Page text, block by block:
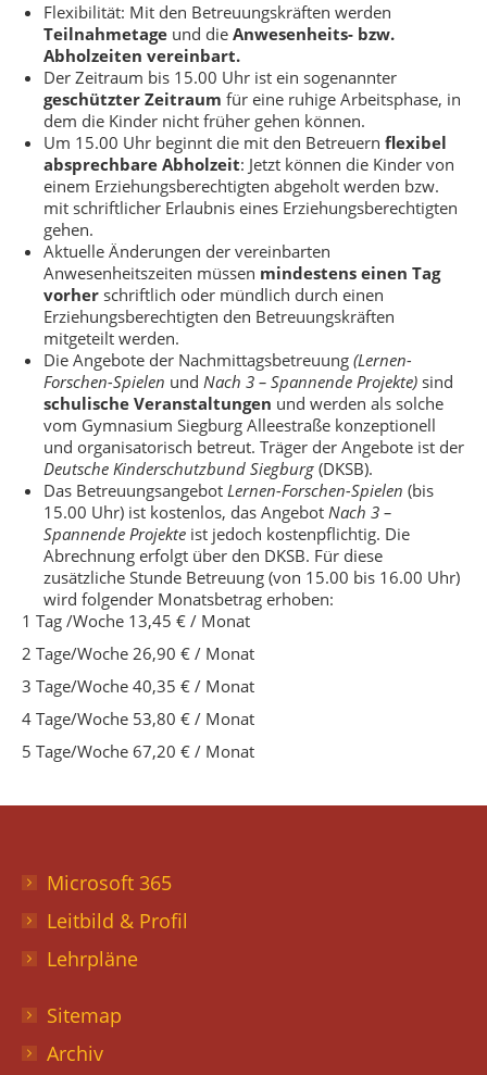
Flexibilität: Mit den Betreuungskräften werden
Teilnahmetage und die Anwesenheits- bzw.
Abholzeiten vereinbart.
Der Zeitraum bis 15.00 Uhr ist ein sogenannter
geschützter Zeitraum für eine ruhige Arbeitsphase, in
dem die Kinder nicht früher gehen können.
Um 15.00 Uhr beginnt die mit den Betreuern flexibel
absprechbare Abholzeit: Jetzt können die Kinder von
einem Erziehungsberechtigten abgeholt werden bzw.
mit schriftlicher Erlaubnis eines Erziehungsberechtigten
gehen.
Aktuelle Änderungen der vereinbarten
Anwesenheitszeiten müssen mindestens einen Tag
vorher schriftlich oder mündlich durch einen
Erziehungsberechtigten den Betreuungskräften
mitgeteilt werden.
Die Angebote der Nachmittagsbetreuung (Lernen-
Forschen-Spielen und Nach 3 – Spannende Projekte) sind
schulische Veranstaltungen und werden als solche
vom Gymnasium Siegburg Alleestraße konzeptionell
und organisatorisch betreut. Träger der Angebote ist der
Deutsche Kinderschutzbund Siegburg (DKSB).
Das Betreuungsangebot Lernen-Forschen-Spielen (bis
15.00 Uhr) ist kostenlos, das Angebot Nach 3 –
Spannende Projekte ist jedoch kostenpflichtig. Die
Abrechnung erfolgt über den DKSB. Für diese
zusätzliche Stunde Betreuung (von 15.00 bis 16.00 Uhr)
wird folgender Monatsbetrag erhoben:
1 Tag /Woche 13,45 € / Monat
2 Tage/Woche 26,90 € / Monat
3 Tage/Woche 40,35 € / Monat
4 Tage/Woche 53,80 € / Monat
5 Tage/Woche 67,20 € / Monat
Microsoft 365
Leitbild & Profil
Lehrpläne
Sitemap
Archiv